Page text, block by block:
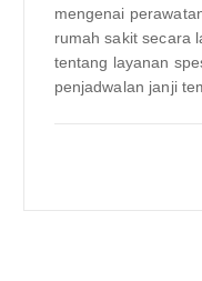
mengenai
rumah sakit secara
tentang layanan
penjadwalan janji